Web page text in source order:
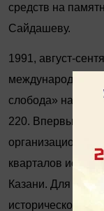
средств на
Сайдашеву.
1991, август-
международный
слобода» на
220. Впервые
кварталов
Казани. Для
исторического